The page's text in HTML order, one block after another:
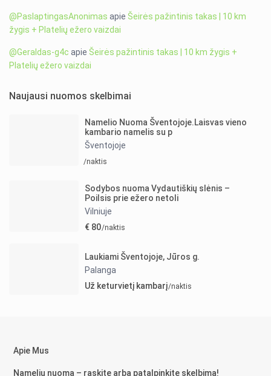
@PaslaptingasAnonimas apie Šeirės pažintinis takas | 10 km
žygis + Platelių ežero vaizdai
@Geraldas-g4c apie Šeirės pažintinis takas | 10 km žygis +
Platelių ežero vaizdai
Naujausi nuomos skelbimai
Namelio Nuoma Šventojoje.Laisvas vieno
kambario namelis su p
Šventojoje
/naktis
Sodybos nuoma Vydautiškių slėnis –
Poilsis prie ežero netoli
Vilniuje
€ 80/naktis
Laukiami Šventojoje, Jūros g.
Palanga
Už keturvietį kambarį/naktis
Apie Mus
Namelių nuoma – raskite arba patalpinkite skelbimą!